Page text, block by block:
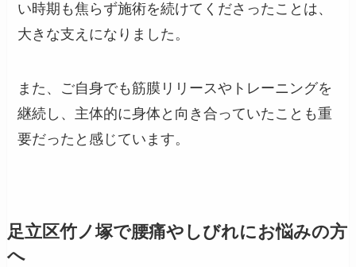
い時期も焦らず施術を続けてくださったことは、
大きな支えになりました。
また、ご自身でも筋膜リリースやトレーニングを
継続し、主体的に身体と向き合っていたことも重
要だったと感じています。
足立区竹ノ塚で腰痛やしびれにお悩みの方
へ